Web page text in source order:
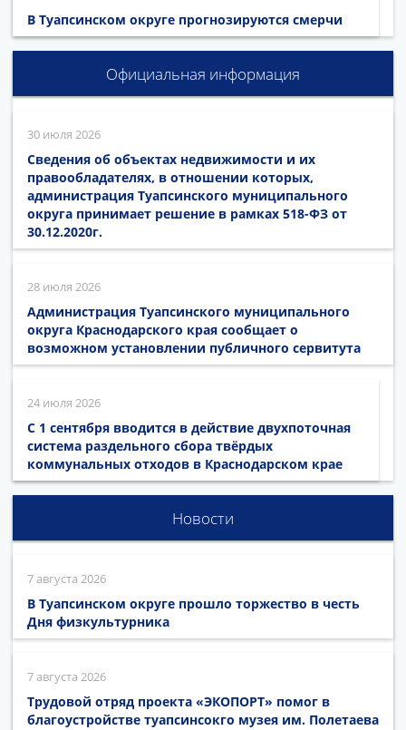
В Туапсинском округе прогнозируются смерчи
Официальная информация
30 июля 2026
Сведения об объектах недвижимости и их
правообладателях, в отношении которых,
администрация Туапсинского муниципального
округа принимает решение в рамках 518-ФЗ от
30.12.2020г.
28 июля 2026
Администрация Туапсинского муниципального
округа Краснодарского края сообщает о
возможном установлении публичного сервитута
24 июля 2026
С 1 сентября вводится в действие двухпоточная
система раздельного сбора твёрдых
коммунальных отходов в Краснодарском крае
Новости
7 августа 2026
В Туапсинском округе прошло торжество в честь
Дня физкультурника
7 августа 2026
Трудовой отряд проекта «ЭКОПОРТ» помог в
благоустройстве туапсинсокго музея им. Полетаева